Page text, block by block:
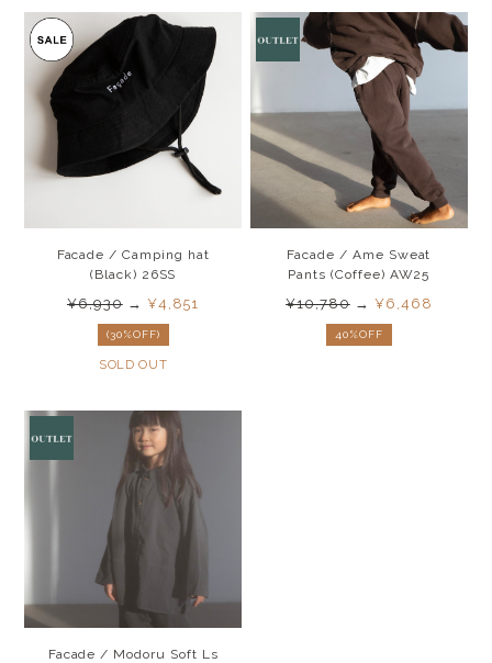
Facade / Camping hat
(Black) 26SS
¥6,930→ ¥4,851
(30%OFF)
SOLD OUT
Facade / Ame Sweat
Pants (Coffee) AW25
¥10,780→ ¥6,468
40%OFF
Facade / Modoru Soft Ls